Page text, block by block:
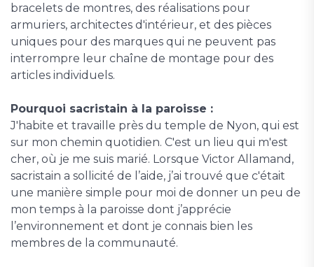
bracelets de montres, des réalisations pour
armuriers, architectes d'intérieur, et des pièces
uniques pour des marques qui ne peuvent pas
interrompre leur chaîne de montage pour des
articles individuels.
Pourquoi sacristain à la paroisse :
J'habite et travaille près du temple de Nyon, qui est
sur mon chemin quotidien. C'est un lieu qui m'est
cher, où je me suis marié. Lorsque Victor Allamand,
sacristain a sollicité de l’aide, j’ai trouvé que c'était
une manière simple pour moi de donner un peu de
mon temps à la paroisse dont j’apprécie
l’environnement et dont je connais bien les
membres de la communauté.